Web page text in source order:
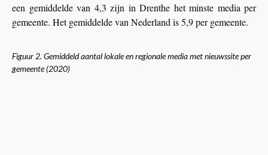
een gemiddelde van 4,3 zijn in Drenthe het minste media per
gemeente. Het gemiddelde van Nederland is 5,9 per gemeente.
Figuur 2. Gemiddeld aantal lokale en regionale media met nieuwssite per
gemeente (2020)